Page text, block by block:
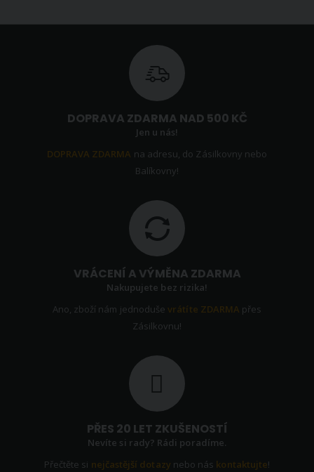
DOPRAVA ZDARMA NAD 500 KČ
Jen u nás!
DOPRAVA ZDARMA na adresu, do Zásilkovny nebo
Balíkovny!
VRÁCENÍ A VÝMĚNA ZDARMA
Nakupujete bez rizika!
Ano, zboží nám jednoduševrátíte ZDARMA přes
Zásilkovnu!
PŘES 20 LET ZKUŠENOSTÍ
Nevíte si rady? Rádi poradíme.
Přečtěte si nejčastější dotazy nebo nás kontaktujte!